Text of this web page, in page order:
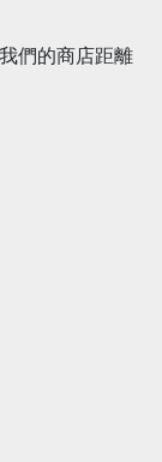
們的商店距離